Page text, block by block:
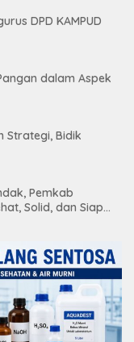
DPD KAMPUD
dalam Aspek
Strategi, Bidik
Pemkab
Solid, dan Siap